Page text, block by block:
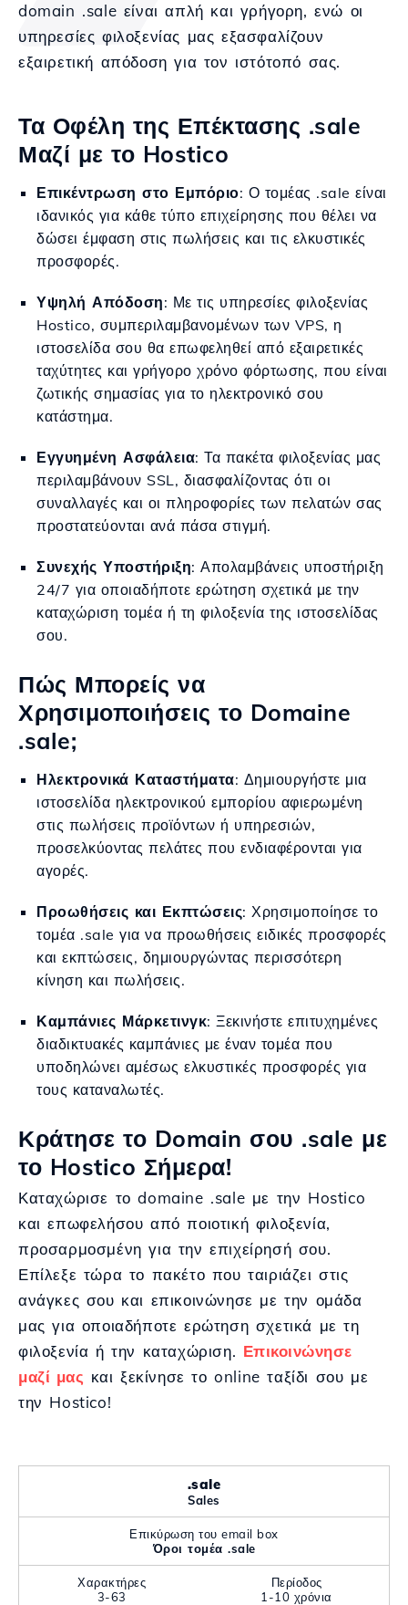
domain .sale είναι απλή και γρήγορη, ενώ οι
υπηρεσίες φιλοξενίας μας εξασφαλίζουν
εξαιρετική απόδοση για τον ιστότοπό σας.
Τα Οφέλη της Επέκτασης .sale
Μαζί με το Hostico
Επικέντρωση στο Εμπόριο: Ο τομέας .sale είναι
ιδανικός για κάθε τύπο επιχείρησης που θέλει να
δώσει έμφαση στις πωλήσεις και τις ελκυστικές
προσφορές.
Υψηλή Απόδοση: Με τις υπηρεσίες φιλοξενίας
Hostico, συμπεριλαμβανομένων των VPS, η
ιστοσελίδα σου θα επωφεληθεί από εξαιρετικές
ταχύτητες και γρήγορο χρόνο φόρτωσης, που είναι
ζωτικής σημασίας για το ηλεκτρονικό σου
κατάστημα.
Εγγυημένη Ασφάλεια: Τα πακέτα φιλοξενίας μας
περιλαμβάνουν SSL, διασφαλίζοντας ότι οι
συναλλαγές και οι πληροφορίες των πελατών σας
προστατεύονται ανά πάσα στιγμή.
Συνεχής Υποστήριξη: Απολαμβάνεις υποστήριξη
24/7 για οποιαδήποτε ερώτηση σχετικά με την
καταχώριση τομέα ή τη φιλοξενία της ιστοσελίδας
σου.
Πώς Μπορείς να
Χρησιμοποιήσεις το Domaine
.sale;
Ηλεκτρονικά Καταστήματα: Δημιουργήστε μια
ιστοσελίδα ηλεκτρονικού εμπορίου αφιερωμένη
στις πωλήσεις προϊόντων ή υπηρεσιών,
προσελκύοντας πελάτες που ενδιαφέρονται για
αγορές.
Προωθήσεις και Εκπτώσεις: Χρησιμοποίησε το
τομέα .sale για να προωθήσεις ειδικές προσφορές
και εκπτώσεις, δημιουργώντας περισσότερη
κίνηση και πωλήσεις.
Καμπάνιες Μάρκετινγκ: Ξεκινήστε επιτυχημένες
διαδικτυακές καμπάνιες με έναν τομέα που
υποδηλώνει αμέσως ελκυστικές προσφορές για
τους καταναλωτές.
Κράτησε το Domain σου .sale με
το Hostico Σήμερα!
Καταχώρισε το domaine .sale με την Hostico
και επωφελήσου από ποιοτική φιλοξενία,
προσαρμοσμένη για την επιχείρησή σου.
Επίλεξε τώρα το πακέτο που ταιριάζει στις
ανάγκες σου και επικοινώνησε με την ομάδα
μας για οποιαδήποτε ερώτηση σχετικά με τη
φιλοξενία ή την καταχώριση. Επικοινώνησε
μαζί μας και ξεκίνησε το online ταξίδι σου με
την Hostico!
.sale
Sales
Επικύρωση του email box
Όροι τομέα .sale
Χαρακτήρες
3-63
Περίοδος
1-10 χρόνια